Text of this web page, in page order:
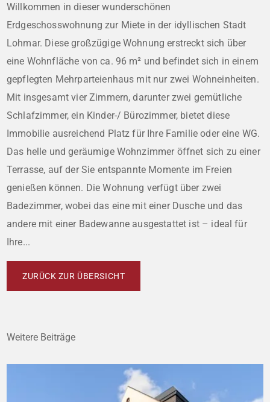
Willkommen in dieser wunderschönen
Erdgeschosswohnung zur Miete in der idyllischen Stadt
Lohmar. Diese großzügige Wohnung erstreckt sich über
eine Wohnfläche von ca. 96 m² und befindet sich in einem
gepflegten Mehrparteienhaus mit nur zwei Wohneinheiten.
Mit insgesamt vier Zimmern, darunter zwei gemütliche
Schlafzimmer, ein Kinder-/ Bürozimmer, bietet diese
Immobilie ausreichend Platz für Ihre Familie oder eine WG.
Das helle und geräumige Wohnzimmer öffnet sich zu einer
Terrasse, auf der Sie entspannte Momente im Freien
genießen können. Die Wohnung verfügt über zwei
Badezimmer, wobei das eine mit einer Dusche und das
andere mit einer Badewanne ausgestattet ist – ideal für
Ihre...
ZURÜCK ZUR ÜBERSICHT
Weitere Beiträge